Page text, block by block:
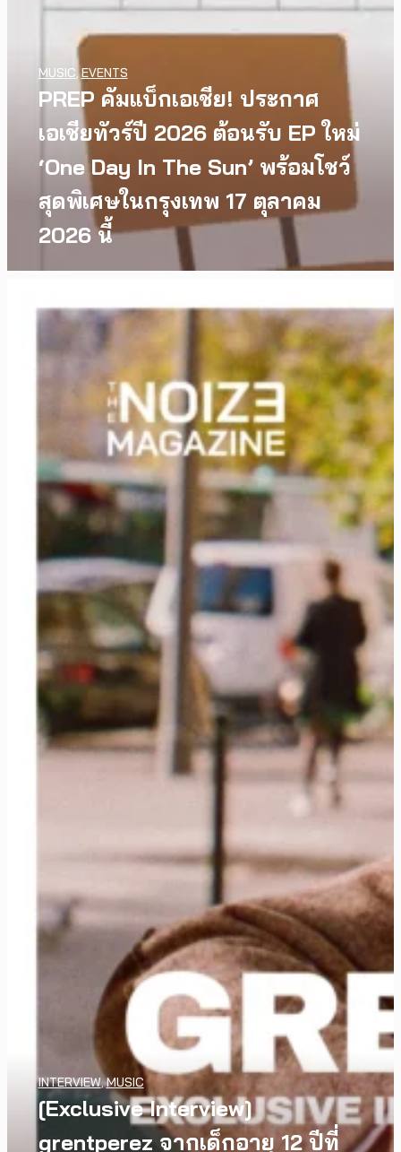
PREP คัมแบ็กเอเชีย! ประกาศ
เอเชียทัวร์ปี 2026 ต้อนรับ EP ใหม่
‘One Day In The Sun’ พร้อมโชว์
สุดพิเศษในกรุงเทพ 17 ตุลาคม
2026 นี้
MUSIC ,EVENTS
[Exclusive Interview]
grentperez จากเด็กอายุ 12 ปีที่
INTERVIEW,MUSIC
I Wish You All the Best เรื่องราว
ของวัยรุ่นนอนไบนารี่ กับ
WATCH,LGBTQIAN+